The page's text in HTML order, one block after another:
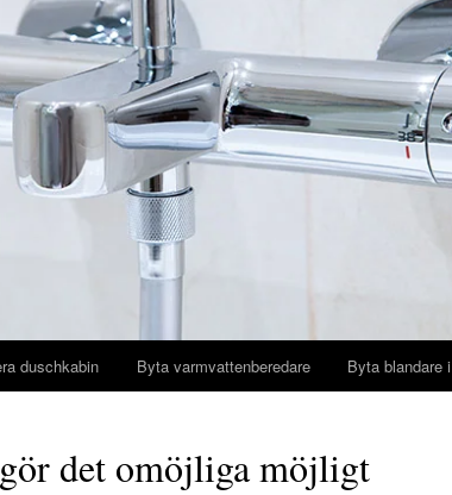
duschkabin Byta varmvattenberedare Byta blandare
det omöjliga möjligt